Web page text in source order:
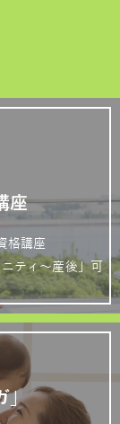
座
格講座
ティ～産後」可
」